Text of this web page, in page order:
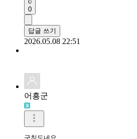
0
답글 쓰기
2026.05.08 22:51
어흥군